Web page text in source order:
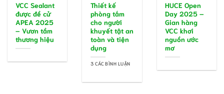
VCC Sealant
được đề cử
APEA 2025
– Vươn tầm
thương hiệu
Thiết kế
phòng tắm
cho người
khuyết tật an
toàn và tiện
dụng
3 CÁC BÌNH LUẬN
HUCE Open
Day 2025 –
Gian hàng
VCC khơi
nguồn ước
mơ